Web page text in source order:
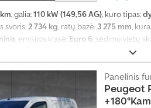
, galia:110 kW (149,56 AG), kuro tipas:
svoris:2 734 kg, ratų bazė: 3 275 mm,
, emisijos klasė: Euro 6, sėdimų vietų
, krovinių skyriaus plotis:1 920
kompiuteris, centrinis užraktas,
oro kondicionavimas, oro pagalvė,
Panelinis
Peugeot